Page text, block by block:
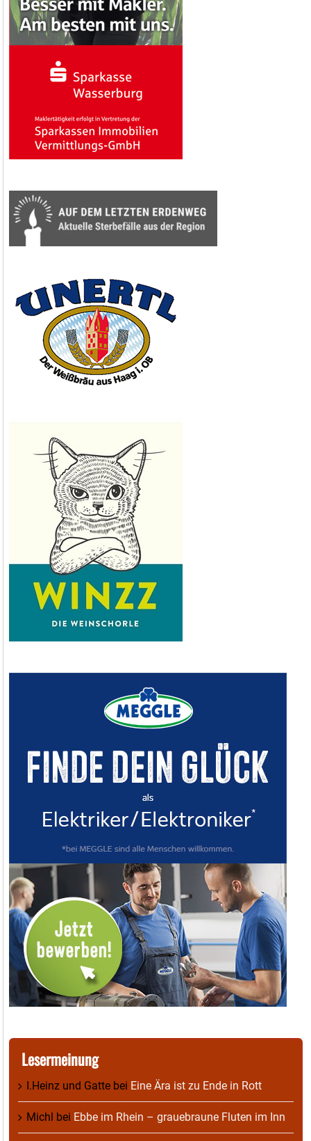
Lesermeinung
I.Heinz und Gatte bei Eine Ära ist zu Ende in Rott
Michl bei Ebbe im Rhein – grauebraune Fluten im Inn